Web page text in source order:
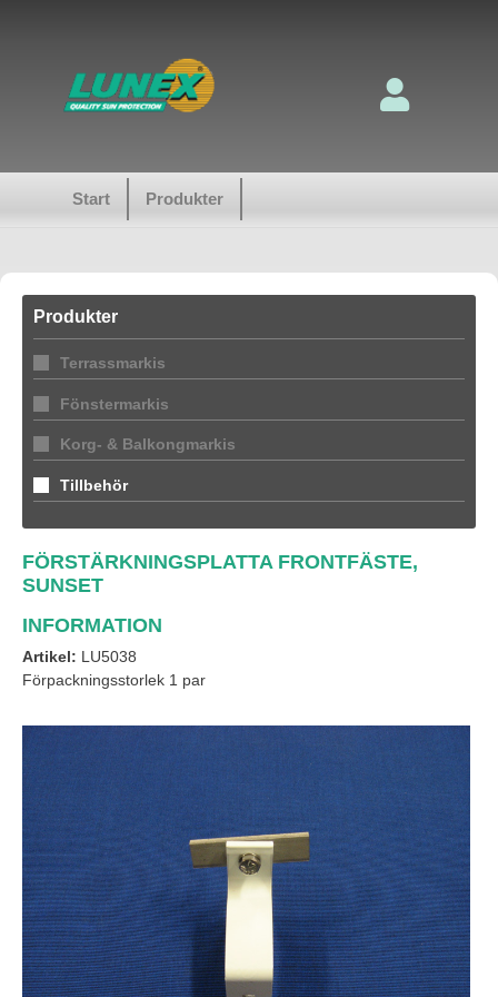
Start Produkter
Produkter
Terrassmarkis
Fönstermarkis
Korg- & Balkongmarkis
Tillbehör
FÖRSTÄRKNINGSPLATTA FRONTFÄSTE,
SUNSET
INFORMATION
Artikel: LU5038
Förpackningsstorlek 1 par